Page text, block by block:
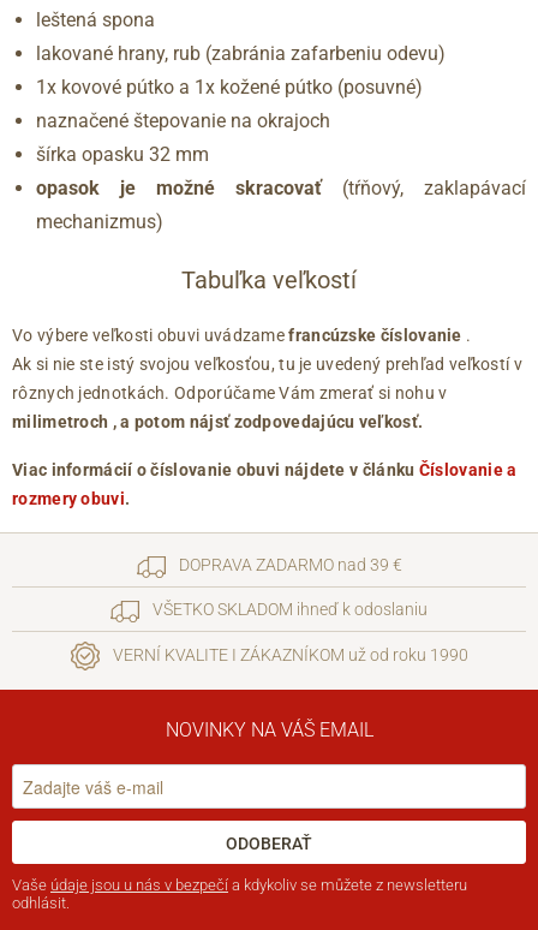
leštená spona
lakované hrany, rub (zabránia zafarbeniu odevu)
1x kovové pútko a 1x kožené pútko (posuvné)
naznačené štepovanie na okrajoch
šírka opasku 32 mm
opasok je možné skracovať(tŕňový, zaklapávací
mechanizmus)
Tabuľka veľkostí
Vo výbere veľkosti obuvi uvádzamefrancúzske číslovanie .
Ak si nie ste istý svojou veľkosťou, tu je uvedený prehľad veľkostí v
rôznych jednotkách. Odporúčame Vám zmerať si nohu v
milimetroch , a potom nájsť zodpovedajúcu veľkosť.
Viac informácií o číslovanie obuvi nájdete v článku Číslovanie a
rozmery obuvi.
DOPRAVA ZADARMO nad 39 €
VŠETKO SKLADOM ihneď k odoslaniu
VERNÍ KVALITE I ZÁKAZNÍKOM už od roku 1990
NOVINKY NA VÁŠ EMAIL
ODOBERAŤ
Vaše údaje jsou u nás v bezpečí a kdykoliv se můžete z newsletteru
odhlásit.